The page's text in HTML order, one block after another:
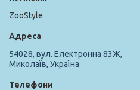
ZooStyle
54028, вул. Електронна 83Ж,
Миколаїв, Україна